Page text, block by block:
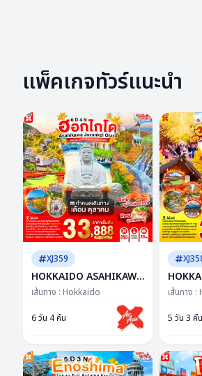
แพ็คเกจทัวร์แนะนำ
XJ359
HOKKAIDO ASAHIKAWA
JOZANKEI OTARU 6D
4N BY XJ -- OCT'26 --
ซุปตาร์...ฮอกไกโดชิลจัด วิว
เส้นทาง : Hokkaido
6 วัน 4 คืน
BY
ซุปตาร์
เส้นทาง :
5 วัน 3 คืน